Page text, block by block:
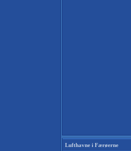
Lufthavne i Færøerne